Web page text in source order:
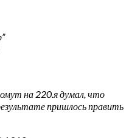
на 220.я думал, что
пришлось править